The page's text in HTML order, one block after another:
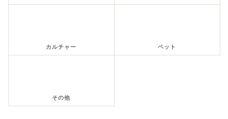
カルチャー ペット
その他